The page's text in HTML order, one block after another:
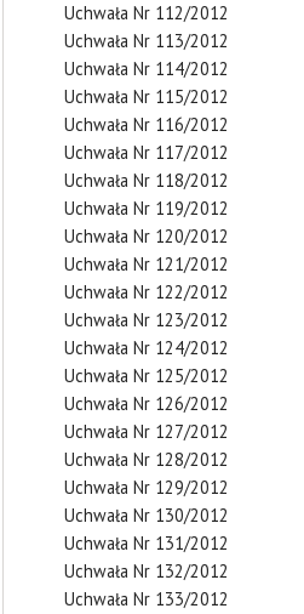
Uchwała Nr 112/2012
Uchwała Nr 113/2012
Uchwała Nr 114/2012
Uchwała Nr 115/2012
Uchwała Nr 116/2012
Uchwała Nr 117/2012
Uchwała Nr 118/2012
Uchwała Nr 119/2012
Uchwała Nr 120/2012
Uchwała Nr 121/2012
Uchwała Nr 122/2012
Uchwała Nr 123/2012
Uchwała Nr 124/2012
Uchwała Nr 125/2012
Uchwała Nr 126/2012
Uchwała Nr 127/2012
Uchwała Nr 128/2012
Uchwała Nr 129/2012
Uchwała Nr 130/2012
Uchwała Nr 131/2012
Uchwała Nr 132/2012
Uchwała Nr 133/2012